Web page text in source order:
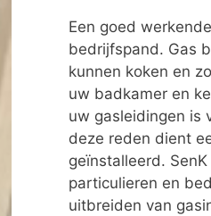
Een goed
bedrijfspand. Gas
kunnen koken en
uw badkamer en
uw gasleidingen is
deze reden dient
geïnstalleerd.
particulieren en
uitbreiden van